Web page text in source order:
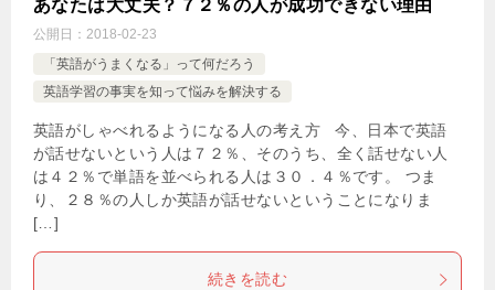
あなたは大丈夫？７２％の人が成功できない理由
公開日： 2018-02-23
「英語がうまくなる」って何だろう
英語学習の事実を知って悩みを解決する
英語がしゃべれるようになる人の考え方 今、日本で英語
が話せないという人は７２％、そのうち、全く話せない人
は４２％で単語を並べられる人は３０．４％です。 つま
り、２８％の人しか英語が話せないということになりま
[…]
続きを読む